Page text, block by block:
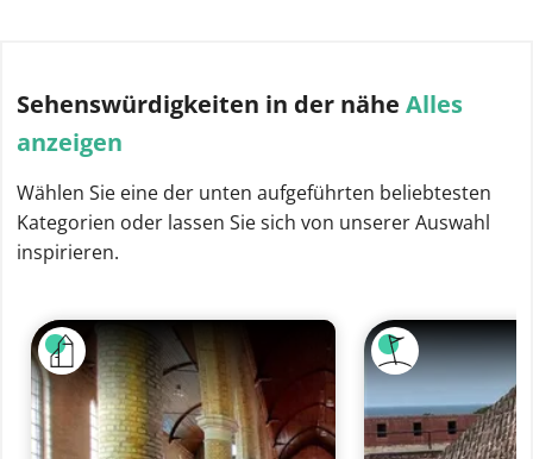
Sehenswürdigkeiten in der nähe Alles
anzeigen
Wählen Sie eine der unten aufgeführten beliebtesten
Kategorien oder lassen Sie sich von unserer Auswahl
inspirieren.